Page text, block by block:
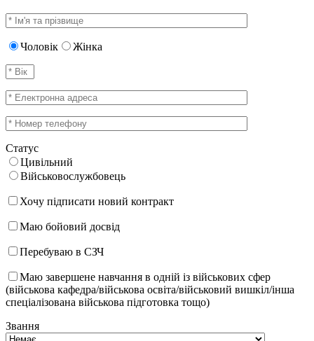
Чоловік Жінка
Статус
Цивільний
Військовослужбовець
Хочу підписати новий контракт
Маю бойовий досвід
Перебуваю в СЗЧ
Маю завершене навчання в одній із військових сфер
(військова кафедра/військова освіта/військовий вишкіл/інша
спеціалізована військова підготовка тощо)
Звання